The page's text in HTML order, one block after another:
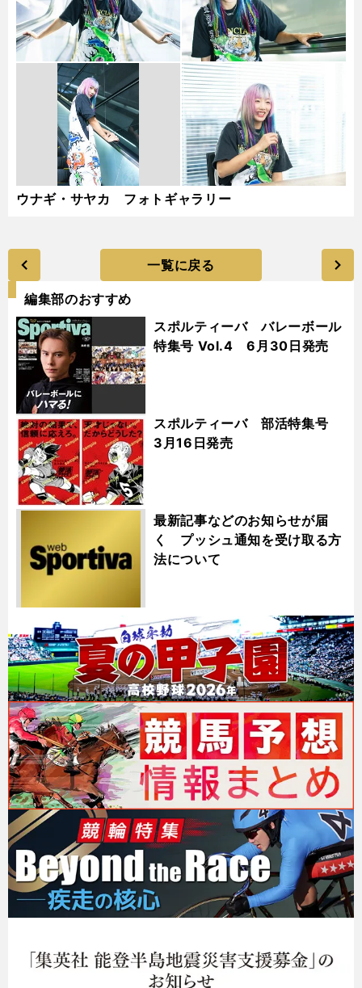
ウナギ・サヤカ フォトギャラリー
一覧に戻る
編集部のおすすめ
スポルティーバ バレーボール
特集号 Vol.4 6月30日発売
スポルティーバ 部活特集号
3月16日発売
最新記事などのお知らせが届
く プッシュ通知を受け取る方
法について